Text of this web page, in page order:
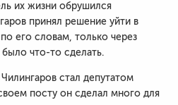
их жизни обрушился
принял решение уйти в
его словам, только через
что-то сделать.
стал депутатом
посту он сделал много для